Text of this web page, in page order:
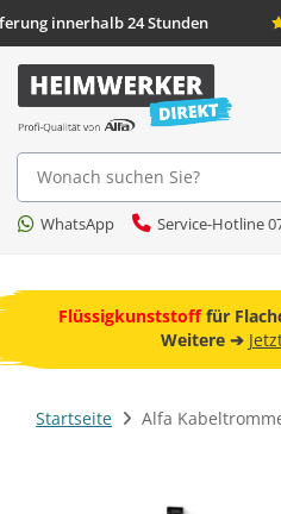
innerhalb 24 Stunden
Suche
WhatsApp Service-Hotline
Flüssigkunststofffür
Weitere ➔
Startseite Alfa